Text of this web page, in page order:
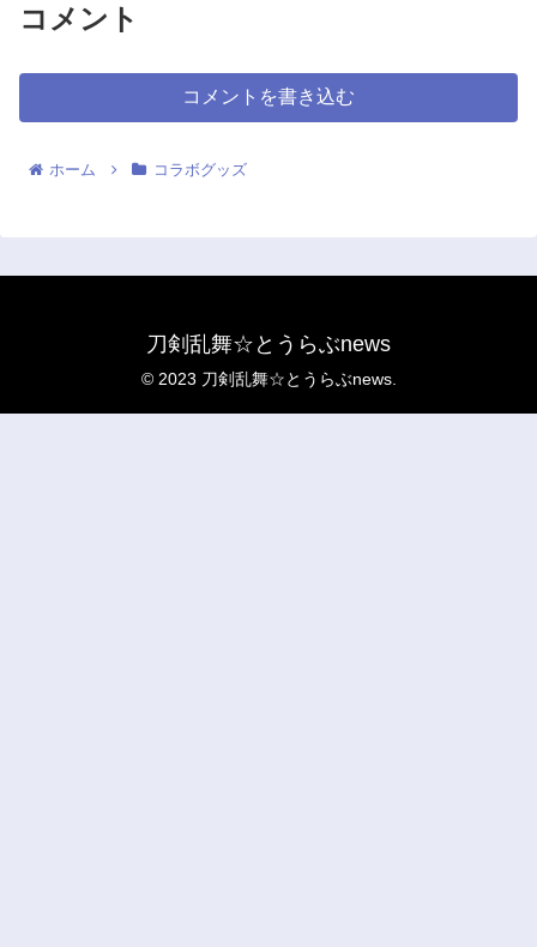
コメント
コメントを書き込む
ホーム コラボグッズ
刀剣乱舞☆とうらぶnews
© 2023 刀剣乱舞☆とうらぶnews.